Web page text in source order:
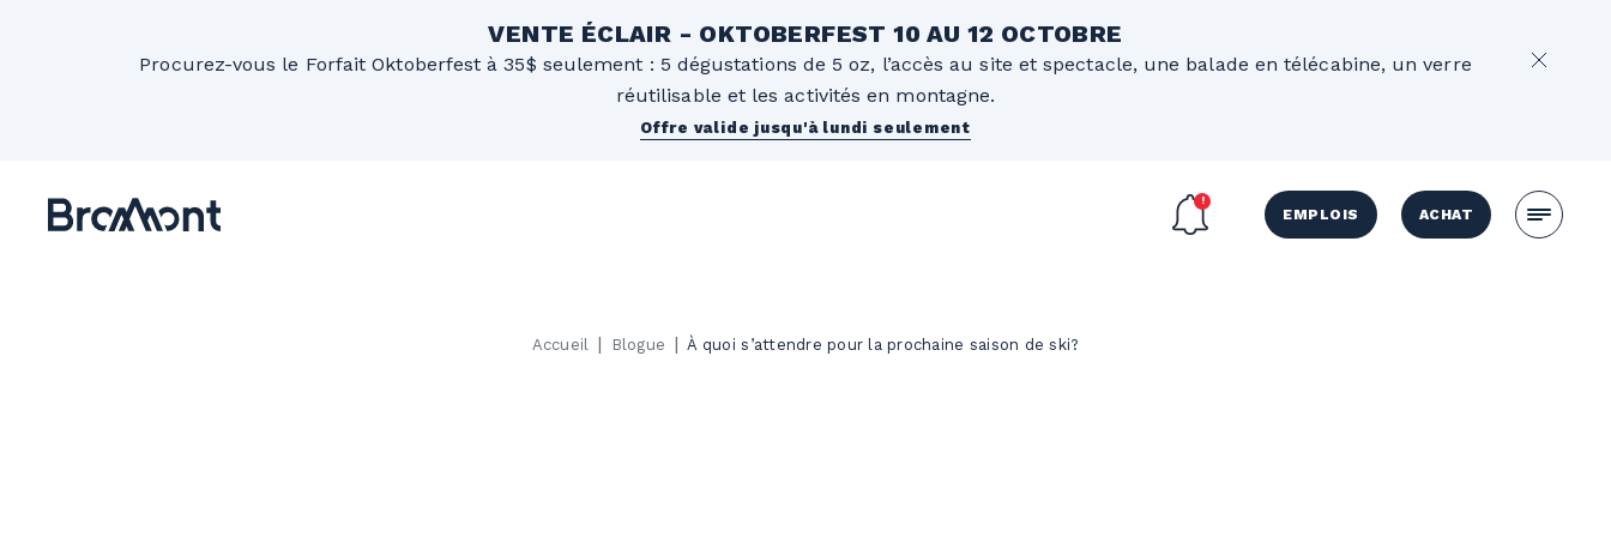
VENTE ÉCLAIR - OKTOBERFEST 10 AU 12 OCTOBRE
Procurez-vous le Forfait Oktoberfest à 35$ seulement : 5 dégustations de 5 oz, l’accès au site et spectacle, une balade en télécabine, un verre
réutilisable et les activités en montagne.
Offre valide jusqu'à lundi seulement
EMPLOIS ACHAT
Accueil | Blogue | À quoi s’attendre pour la prochaine saison de ski?